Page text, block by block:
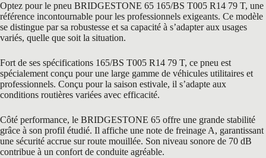
Optez pour le pneu BRIDGESTONE 65 165/BS T005 R14 79 T, une
référence incontournable pour les professionnels exigeants. Ce modèle
se distingue par sa robustesse et sa capacité à s’adapter aux usages
variés, quelle que soit la situation.
Fort de ses spécifications 165/BS T005 R14 79 T, ce pneu est
spécialement conçu pour une large gamme de véhicules utilitaires et
professionnels. Conçu pour la saison estivale, il s’adapte aux
conditions routières variées avec efficacité.
Côté performance, le BRIDGESTONE 65 offre une grande stabilité
grâce à son profil étudié. Il affiche une note de freinage A, garantissant
une sécurité accrue sur route mouillée. Son niveau sonore de 70 dB
contribue à un confort de conduite agréable.